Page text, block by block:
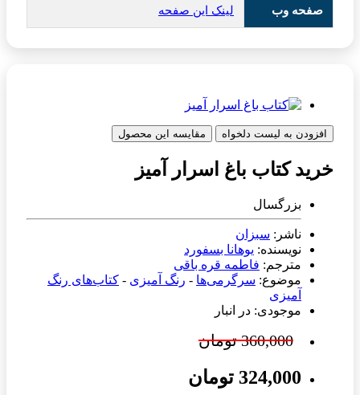
صفحه وب لینک این صفحه
افزودن به لیست دلخواه مقایسه این محصول
خرید کتاب باغ اسرار آمیز
بزرگسال
ناشر: سبزان
نویسنده: یوهانا بسفورد
مترجم: فاطمه قره باقی
موضوع: سرگرمی‌ها - رنگ آمیزی - کتاب‌های رنگ
آمیزی
موجودی: در انبار
360,000 تومان
324,000 تومان